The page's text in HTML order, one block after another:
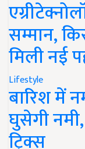
सम्मान,
मिली नई
Lifestyle
बारिश में
घुसेगी
ट्रिक्स